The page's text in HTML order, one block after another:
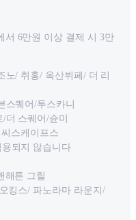
서 6만원 이상 결제 시 3만
/ 취홍/ 옥산뷔페/ 더 리
스퀘어/투스카니
스퀘어/슌미
스케이프스
되지 않습니다
해튼 그릴
킹스/ 파노라마 라운지/